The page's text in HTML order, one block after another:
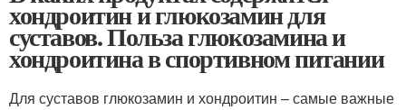
хондроитин и глюкозамин для
суставов. Польза глюкозамина и
хондроитина в спортивном питании
Для суставов глюкозамин и хондроитин – самые важные